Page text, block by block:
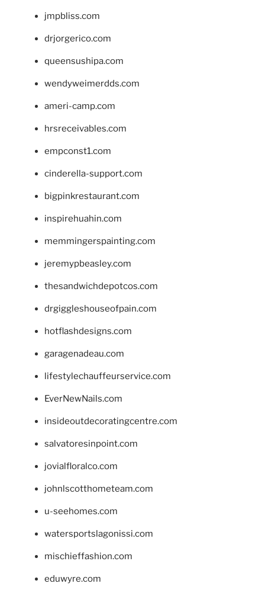
jmpbliss.com
drjorgerico.com
queensushipa.com
wendyweimerdds.com
ameri-camp.com
hrsreceivables.com
empconst1.com
cinderella-support.com
bigpinkrestaurant.com
inspirehuahin.com
memmingerspainting.com
jeremypbeasley.com
thesandwichdepotcos.com
drgiggleshouseofpain.com
hotflashdesigns.com
garagenadeau.com
lifestylechauffeurservice.com
EverNewNails.com
insideoutdecoratingcentre.com
salvatoresinpoint.com
jovialfloralco.com
johnlscotthometeam.com
u-seehomes.com
watersportslagonissi.com
mischieffashion.com
eduwyre.com